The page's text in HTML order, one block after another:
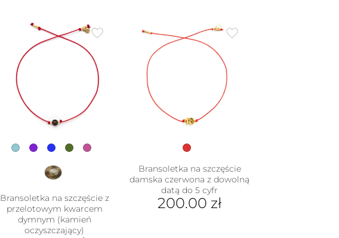
ma
wiele
wariantów.
stronie
produktu
Bransoletka na szczęście z
przelotowym kwarcem
dymnym (kamień
oczyszczający)
Bransoletka na szczęście
damska czerwona z dowolną
datą do 5 cyfr
200.00 zł